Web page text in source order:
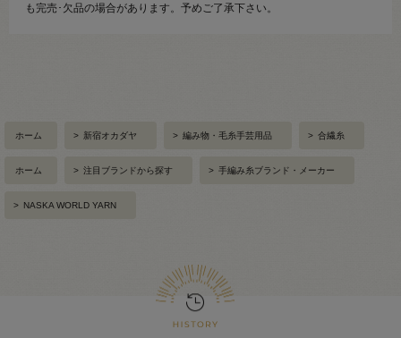
も完売･欠品の場合があります。予めご了承下さい。
ホーム > 新宿オカダヤ > 編み物・毛糸手芸用品 > 合繊糸
ホーム > 注目ブランドから探す > 手編み糸ブランド・メーカー
> NASKA WORLD YARN